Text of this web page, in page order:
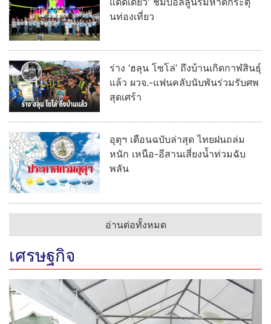
นท่องเที่ยว
ร่าง ‘ฮลุน โซโล่’ ถึงบ้านเกิดกาฬสินธุ์
แล้ว ผวจ.-แฟนคลับนับพันร่วมรับศพ
สุดเศร้า
อุตุฯ เตือนฉบับล่าสุด ไทยฝนถล่ม
หนัก เหนือ-อีสานเสี่ยงน้ำท่วมฉับ
พลัน
อ่านต่อทั้งหมด
เศรษฐกิจ